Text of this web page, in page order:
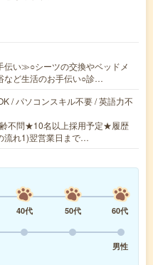
い≫○シーツの交換やベッドメ
など生活のお手伝い○診…
/ パソコンスキル不要 / 英語力不
不問★10名以上採用予定★履歴
流れ1)翌営業日まで…
40代 50代
60代
男性